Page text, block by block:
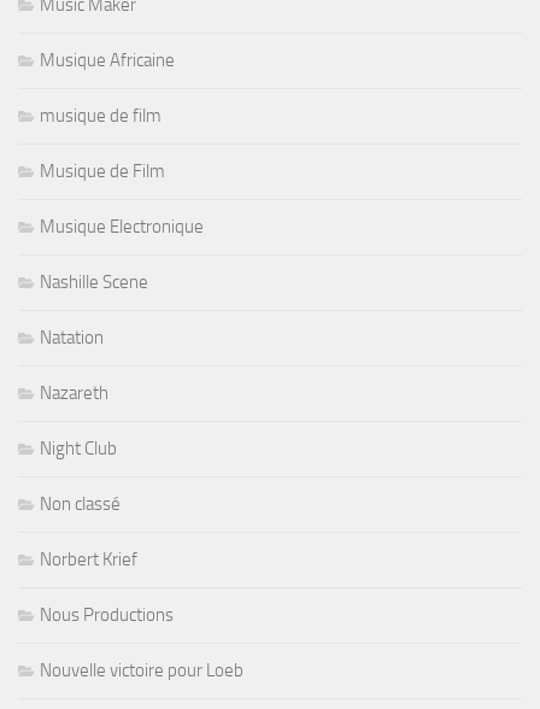
Music Maker
Musique Africaine
musique de film
Musique de Film
Musique Electronique
Nashille Scene
Natation
Nazareth
Night Club
Non classé
Norbert Krief
Nous Productions
Nouvelle victoire pour Loeb